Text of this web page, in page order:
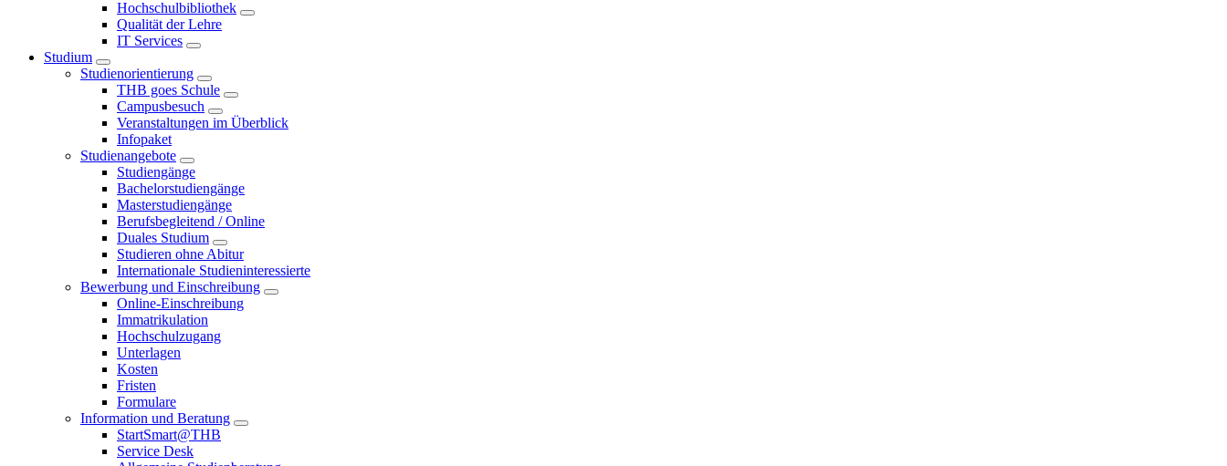
Hochschulbibliothek
Qualität der Lehre
IT Services
Studium
Studienorientierung
THB goes Schule
Campusbesuch
Veranstaltungen im Überblick
Infopaket
Studienangebote
Studiengänge
Bachelorstudiengänge
Masterstudiengänge
Berufsbegleitend / Online
Duales Studium
Studieren ohne Abitur
Internationale Studieninteressierte
Bewerbung und Einschreibung
Online-Einschreibung
Immatrikulation
Hochschulzugang
Unterlagen
Kosten
Fristen
Formulare
Information und Beratung
StartSmart@THB
Service Desk